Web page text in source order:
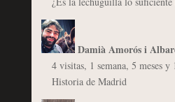
Damià Amorós i
4 visitas, 1 semana, 5 meses
Historia de Madrid